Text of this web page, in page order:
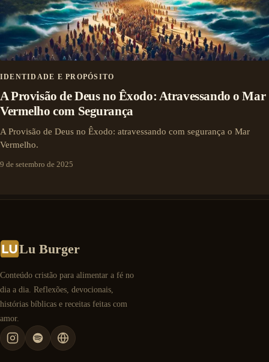
IDENTIDADE E PROPÓSITO
A Provisão de Deus no Êxodo: Atravessando o Mar
Vermelho com Segurança
A Provisão de Deus no Êxodo: atravessando com segurança o Mar
Vermelho.
9 de setembro de 2025
Lu Burger
Conteúdo cristão para alimentar a fé no
dia a dia. Reflexões, devocionais,
histórias bíblicas e receitas feitas com
amor.